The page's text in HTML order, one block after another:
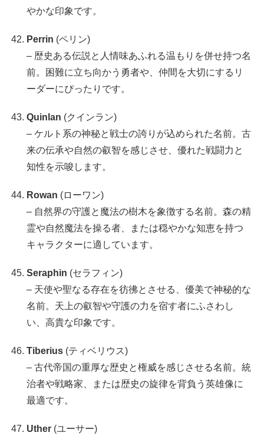
やかな印象です。
Perrin (ペリン)
– 歴史ある伝説と人情味あふれる温もりを併せ持つ名
前。困難に立ち向かう勇者や、仲間を大切にするリ
ーダーにぴったりです。
Quinlan (クインラン)
– ケルト系の神秘と戦士の誇りが込められた名前。古
来の伝承や自然の叡智を感じさせ、優れた戦闘力と
知性を示唆します。
Rowan (ローワン)
– 自然界の守護と魔法の樹木を象徴する名前。森の精
霊や自然魔法を操る者、または穏やかな知恵を持つ
キャラクターに適しています。
Seraphin (セラフィン)
– 天使や聖なる存在を彷彿とさせる、優美で神秘的な
名前。天上の叡智や守護の力を宿す者にふさわし
い、高貴な印象です。
Tiberius (ティベリウス)
– 古代帝国の重厚な歴史と権威を感じさせる名前。統
治者や戦略家、または歴史の旋律を背負う英雄像に
最適です。
Uther (ユーサー)